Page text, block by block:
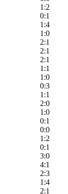
1:2
0:1
1:4
1:0
2:1
2:1
2:1
1:1
1:0
0:3
1:1
2:0
1:0
0:1
0:0
1:2
0:1
3:0
4:1
2:3
1:4
2:1